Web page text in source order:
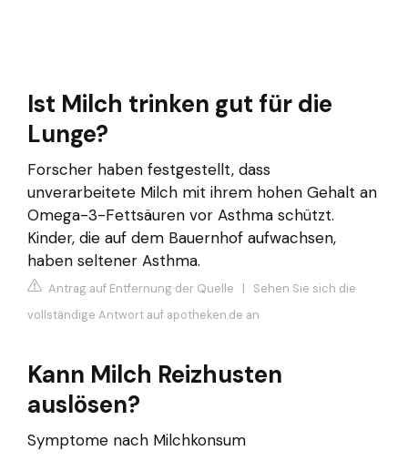
Ist Milch trinken gut für die
Lunge?
Forscher haben festgestellt, dass
unverarbeitete Milch mit ihrem hohen Gehalt an
Omega-3-Fettsäuren vor Asthma schützt.
Kinder, die auf dem Bauernhof aufwachsen,
haben seltener Asthma.
Antrag auf Entfernung der Quelle | Sehen Sie sich die
vollständige Antwort auf apotheken.de an
Kann Milch Reizhusten
auslösen?
Symptome nach Milchkonsum